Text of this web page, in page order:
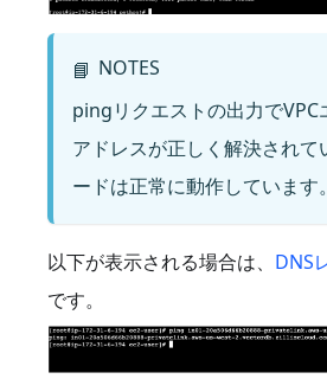
📘 NOTES
pingリクエストの出力でVPC
アドレスが正しく解決されて
ードは正常に動作しています。
以下が表示される場合は、 DNS
です。